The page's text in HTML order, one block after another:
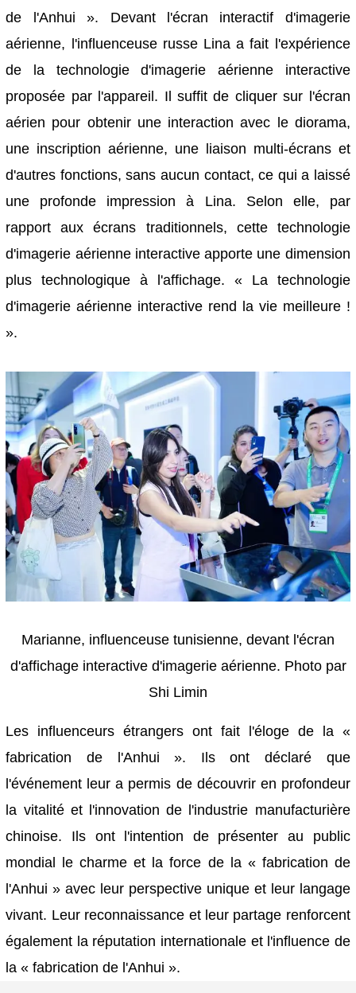
de l'Anhui ». Devant l'écran interactif d'imagerie
aérienne, l'influenceuse russe Lina a fait l'expérience
de la technologie d'imagerie aérienne interactive
proposée par l'appareil. Il suffit de cliquer sur l'écran
aérien pour obtenir une interaction avec le diorama,
une inscription aérienne, une liaison multi-écrans et
d'autres fonctions, sans aucun contact, ce qui a laissé
une profonde impression à Lina. Selon elle, par
rapport aux écrans traditionnels, cette technologie
d'imagerie aérienne interactive apporte une dimension
plus technologique à l'affichage. « La technologie
d'imagerie aérienne interactive rend la vie meilleure !
».
Marianne, influenceuse tunisienne, devant l'écran
d'affichage interactive d'imagerie aérienne. Photo par
Shi Limin
Les influenceurs étrangers ont fait l'éloge de la «
fabrication de l'Anhui ». Ils ont déclaré que
l'événement leur a permis de découvrir en profondeur
la vitalité et l'innovation de l'industrie manufacturière
chinoise. Ils ont l'intention de présenter au public
mondial le charme et la force de la « fabrication de
l'Anhui » avec leur perspective unique et leur langage
vivant. Leur reconnaissance et leur partage renforcent
également la réputation internationale et l'influence de
la « fabrication de l'Anhui ».